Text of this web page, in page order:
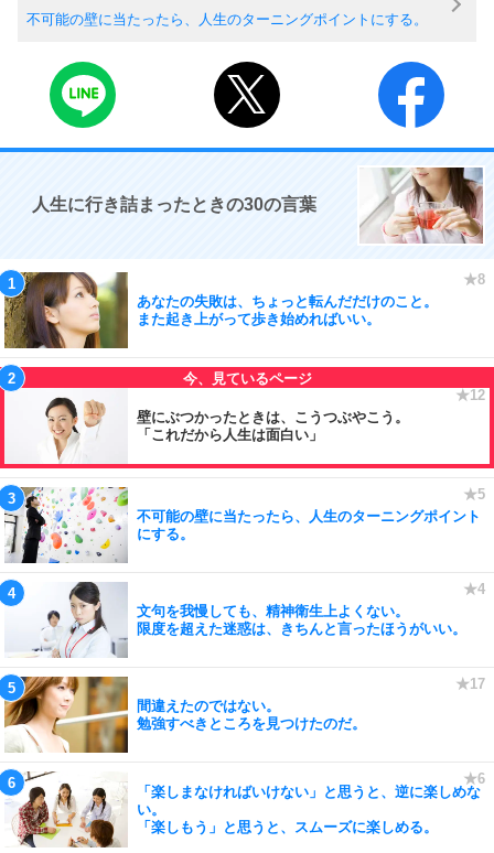
不可能の壁に当たったら、人生のターニングポイントにする。
人生に行き詰まったときの30の言葉
あなたの失敗は、ちょっと転んだだけのこと。
また起き上がって歩き始めればいい。
壁にぶつかったときは、こうつぶやこう。
「これだから人生は面白い」
不可能の壁に当たったら、人生のターニングポイント
にする。
文句を我慢しても、精神衛生上よくない。
限度を超えた迷惑は、きちんと言ったほうがいい。
間違えたのではない。
勉強すべきところを見つけたのだ。
「楽しまなければいけない」と思うと、逆に楽しめな
い。
「楽しもう」と思うと、スムーズに楽しめる。